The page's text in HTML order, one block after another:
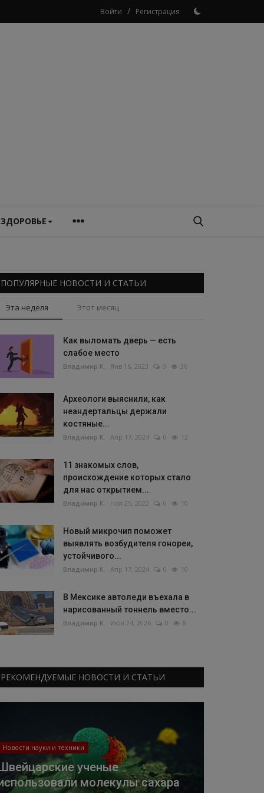
Войти / Регистрация
ЗДОРОВЬЕ
ПОПУЛЯРНЫЕ НОВОСТИ И СТАТЬИ
Эта неделя Этот месяц
Как выломать дверь — есть
слабое место
Владимир К. Янв 16, 2023 0 36
Археологи выяснили, как
неандертальцы держали
костяные...
Владимир К. Апр 17, 2024 0 12
11 знакомых слов,
происхождение которых стало
для нас открытием...
Владимир К. Ноя 25, 2022 0 10
Новый микрочип поможет
выявлять возбудителя гонореи,
устойчивого...
Владимир К. Апр 17, 2024 0 10
В Мексике автоледи въехала в
нарисованный тоннель вместо...
Владимир К. Июл 24, 2026 0 8
РЕКОМЕНДУЕМЫЕ НОВОСТИ И СТАТЬИ
Новости науки и техники
ученые
молекулы сахара